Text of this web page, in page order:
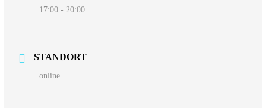
17:00 - 20:00
STANDORT
online